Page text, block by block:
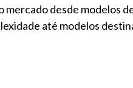
mercado desde modelos
até modelos